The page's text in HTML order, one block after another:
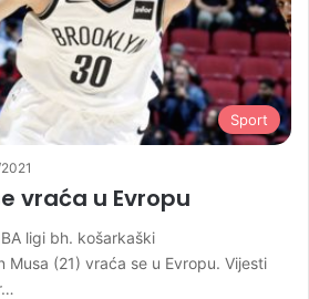
Sport
vraća u Evropu
ligi bh. košarkaški
(21) vraća se u Evropu. Vijesti